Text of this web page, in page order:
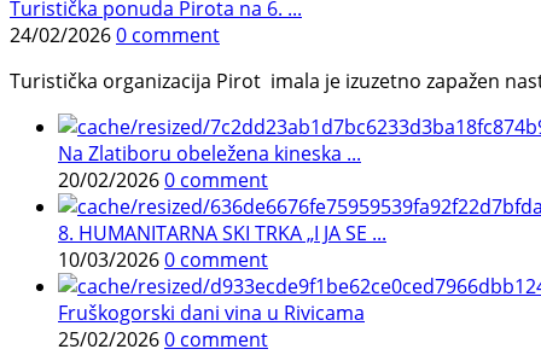
Turistička ponuda Pirota na 6. ...
24/02/20260 comment
Turistička organizacija Pirot imala je izuzetno zapažen
Na Zlatiboru obeležena kineska ...
20/02/20260 comment
8. HUMANITARNA SKI TRKA „I JA SE ...
10/03/20260 comment
Fruškogorski dani vina u Rivicama
25/02/20260 comment